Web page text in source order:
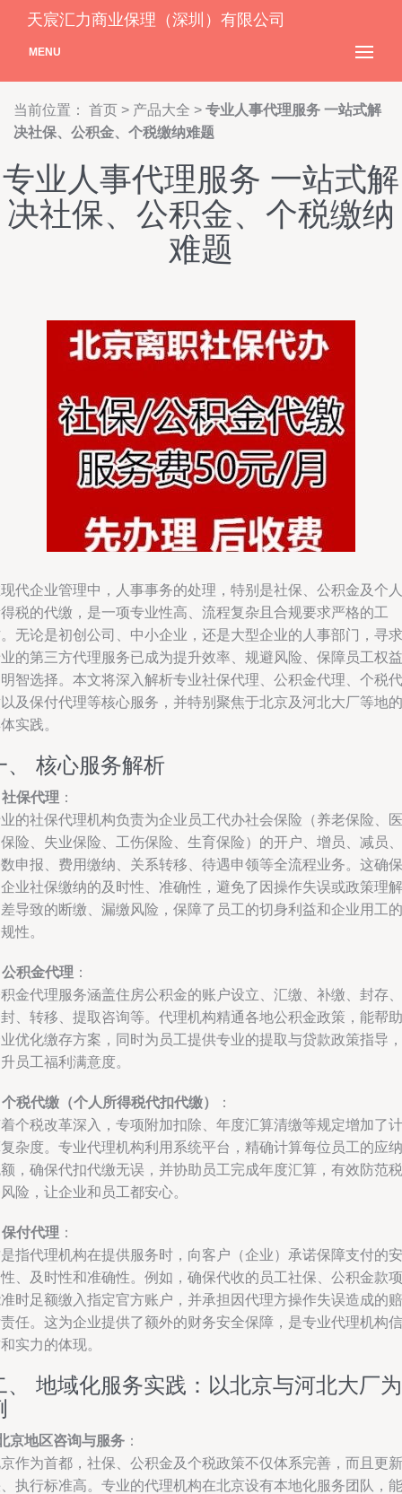
天宸汇力商业保理（深圳）有限公司
MENU
当前位置： 首页 > 产品大全 > 专业人事代理服务 一站式解
决社保、公积金、个税缴纳难题
专业人事代理服务 一站式解
决社保、公积金、个税缴纳
难题
代企业管理中，人事事务的处理，特别是社保、公积金及个人
税的代缴，是一项专业性高、流程复杂且合规要求严格的工
无论是初创公司、中小企业，还是大型企业的人事部门，寻求
的第三方代理服务已成为提升效率、规避风险、保障员工权益
智选择。本文将深入解析专业社保代理、公积金代理、个税代
及保付代理等核心服务，并特别聚焦于北京及河北大厂等地的
实践。
、 核心服务解析
社保代理 ：
的社保代理机构负责为企业员工代办社会保险（养老保险、医
险、失业保险、工伤保险、生育保险）的开户、增员、减员、
申报、费用缴纳、关系转移、待遇申领等全流程业务。这确保
业社保缴纳的及时性、准确性，避免了因操作失误或政策理解
导致的断缴、漏缴风险，保障了员工的切身利益和企业用工的
性。
公积金代理 ：
金代理服务涵盖住房公积金的账户设立、汇缴、补缴、封存、
、转移、提取咨询等。代理机构精通各地公积金政策，能帮助
优化缴存方案，同时为员工提供专业的提取与贷款政策指导，
员工福利满意度。
个税代缴（个人所得税代扣代缴）
：
个税改革深入，专项附加扣除、年度汇算清缴等规定增加了计
杂度。专业代理机构利用系统平台，精确计算每位员工的应纳
，确保代扣代缴无误，并协助员工完成年度汇算，有效防范税
险，让企业和员工都安心。
保付代理 ：
指代理机构在提供服务时，向客户（企业）承诺保障支付的安
、及时性和准确性。例如，确保代收的员工社保、公积金款项
时足额缴入指定官方账户，并承担因代理方操作失误造成的赔
任。这为企业提供了额外的财务安全保障，是专业代理机构信
实力的体现。
、 地域化服务实践：以北京与河北大厂为
京地区咨询与服务 ：
作为首都，社保、公积金及个税政策不仅体系完善，而且更新
执行标准高。专业的代理机构在北京设有本地化服务团队，能